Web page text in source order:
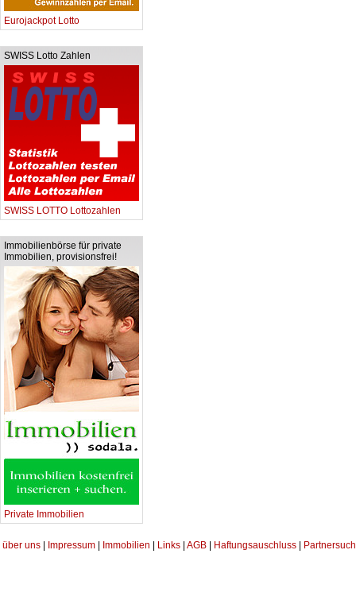
Eurojackpot Lotto
SWISS Lotto Zahlen
SWISS LOTTO Lottozahlen
Immobilienbörse für private
Immobilien, provisionsfrei!
Private Immobilien
über uns Impressum Immobilien Links AGB Haftungsauschluss